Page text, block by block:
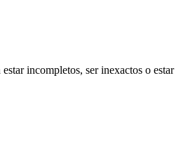
incompletos, ser inexactos o estar